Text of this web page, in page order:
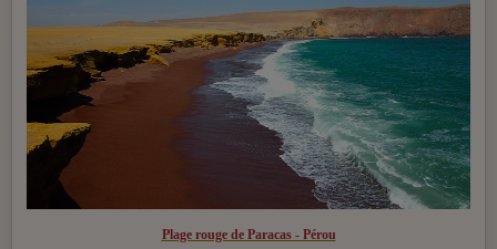
Plage rouge de Paracas - Pérou